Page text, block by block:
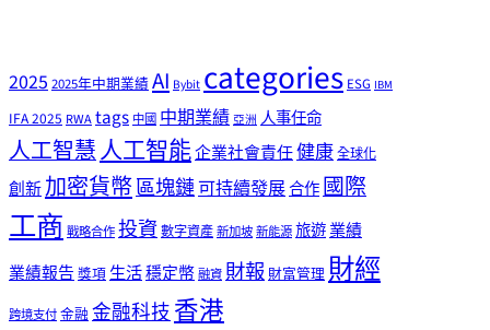
2025 2025年中期業績AI Bybitcategories ESG IBM
IFA 2025 RWAtags 中國 中期業績 亞洲 人事任命
人工智慧人工智能企業社會責任健康全球化
創新加密貨幣區塊鏈可持續發展合作國際
工商 戰略合作投資數字資產新加坡新能源旅遊業績
業績報告 獎項生活穩定幣融資 財報 財富管理 財經
跨境支付金融 金融科技 香港